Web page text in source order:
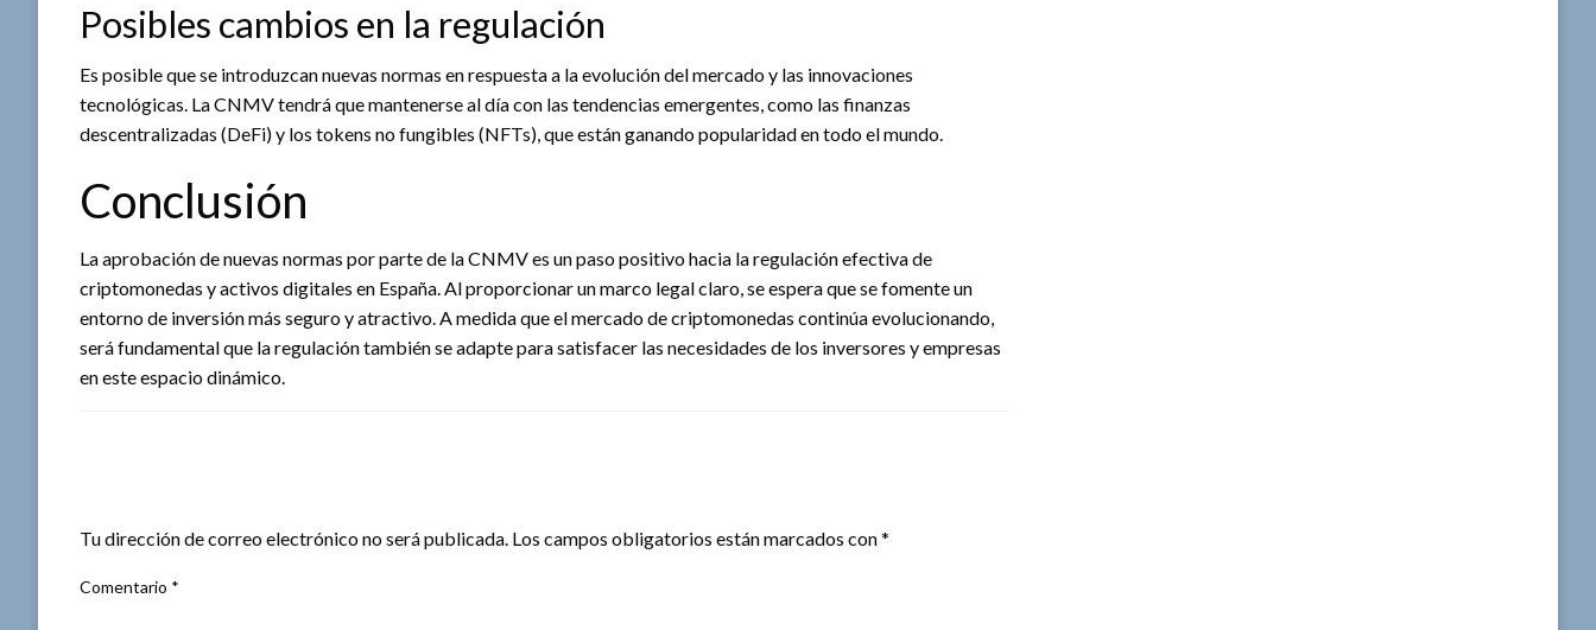
Posibles cambios en la regulación
Es posible que se introduzcan nuevas normas en respuesta a la evolución del mercado y las innovaciones
tecnológicas. La CNMV tendrá que mantenerse al día con las tendencias emergentes, como las finanzas
descentralizadas (DeFi) y los tokens no fungibles (NFTs), que están ganando popularidad en todo el mundo.
Conclusión
La aprobación de nuevas normas por parte de la CNMV es un paso positivo hacia la regulación efectiva de
criptomonedas y activos digitales en España. Al proporcionar un marco legal claro, se espera que se fomente un
entorno de inversión más seguro y atractivo. A medida que el mercado de criptomonedas continúa evolucionando,
será fundamental que la regulación también se adapte para satisfacer las necesidades de los inversores y empresas
en este espacio dinámico.
Tu dirección de correo electrónico no será publicada. Los campos obligatorios están marcados con*
Comentario *